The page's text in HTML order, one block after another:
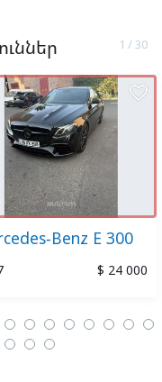
Benz E 300
$ 24 000
favorite_border